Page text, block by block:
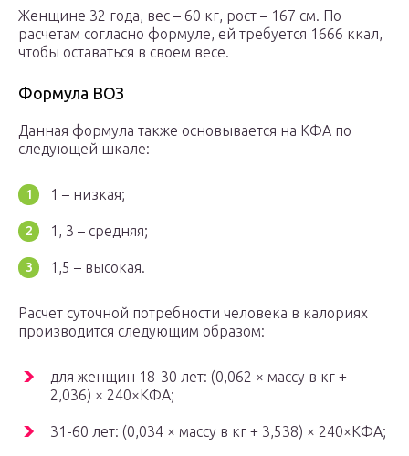
Женщине 32 года, вес – 60 кг, рост – 167 см. По
расчетам согласно формуле, ей требуется 1666 ккал,
чтобы оставаться в своем весе.
Формула ВОЗ
Данная формула также основывается на КФА по
следующей шкале:
1 – низкая;
1, 3 – средняя;
1,5 – высокая.
Расчет суточной потребности человека в калориях
производится следующим образом:
для женщин 18-30 лет: (0,062 × массу в кг +
2,036) × 240×КФА;
31-60 лет: (0,034 × массу в кг + 3,538) × 240×КФА;